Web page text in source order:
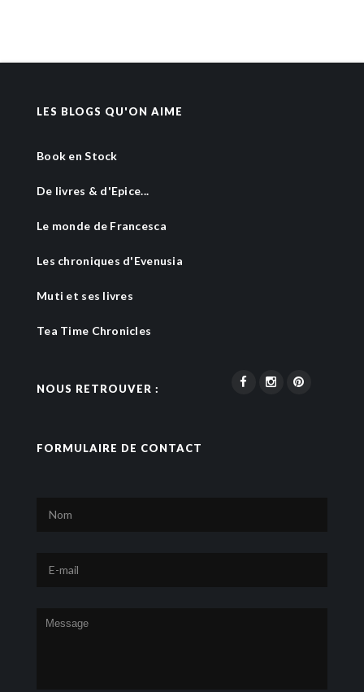
LES BLOGS QU'ON AIME
Book en Stock
De livres & d'Epice...
Le monde de Francesca
Les chroniques d'Evenusia
Muti et ses livres
Tea Time Chronicles
NOUS RETROUVER :
FORMULAIRE DE CONTACT